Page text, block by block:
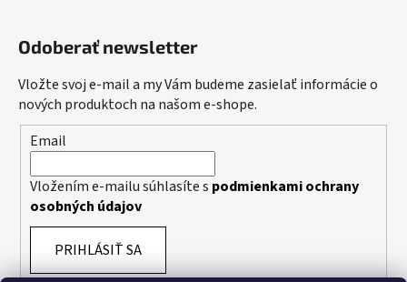
Odoberať newsletter
Vložte svoj e-mail a my Vám budeme zasielať informácie o
nových produktoch na našom e-shope.
Email
Vložením e-mailu súhlasíte s podmienkami ochrany
osobných údajov
PRIHLÁSIŤ SA